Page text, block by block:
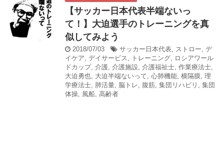
【サッカー日本代表半端ないっ
て！】大迫選手のトレーニングを真
似してみよう
2018/07/03 サッカー日本代表, ストロー, デ
イケア, デイサービス, トレーニング, ロシアワール
ドカップ, 介護, 介護施設, 介護福祉士, 作業療法士,
大迫勇也, 大迫半端ないって, 心肺機能, 横隔膜, 理
学療法士, 肺活量, 脳トレ, 腹筋, 集団リハビリ , 集団
体操, 風船, 高齢者